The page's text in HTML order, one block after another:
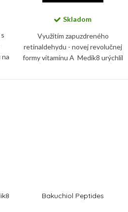
Skladom
Využitím zapuzdreného
retinaldehydu - novej revolučnej
formy vitamínu A Medik8 urýchlil
Bakuchiol Peptides